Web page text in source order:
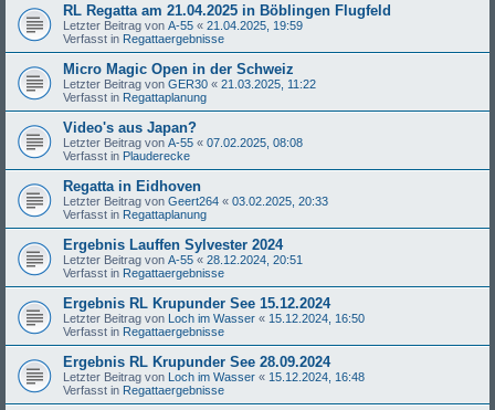
RL Regatta am 21.04.2025 in Böblingen Flugfeld
Letzter Beitrag von A-55 « 21.04.2025, 19:59
Verfasst in Regattaergebnisse
Micro Magic Open in der Schweiz
Letzter Beitrag von GER30 « 21.03.2025, 11:22
Verfasst in Regattaplanung
Video's aus Japan?
Letzter Beitrag von A-55 « 07.02.2025, 08:08
Verfasst in Plauderecke
Regatta in Eidhoven
Letzter Beitrag von Geert264 « 03.02.2025, 20:33
Verfasst in Regattaplanung
Ergebnis Lauffen Sylvester 2024
Letzter Beitrag von A-55 « 28.12.2024, 20:51
Verfasst in Regattaergebnisse
Ergebnis RL Krupunder See 15.12.2024
Letzter Beitrag von Loch im Wasser « 15.12.2024, 16:50
Verfasst in Regattaergebnisse
Ergebnis RL Krupunder See 28.09.2024
Letzter Beitrag von Loch im Wasser « 15.12.2024, 16:48
Verfasst in Regattaergebnisse